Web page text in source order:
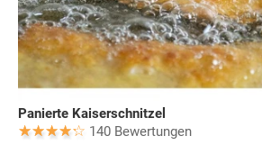
Panierte Kaiserschnitzel
140 Bewertungen